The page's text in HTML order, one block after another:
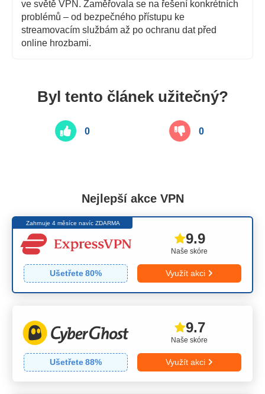
ve světě VPN. Zaměřovala se na řešení konkrétních
problémů – od bezpečného přístupu ke
streamovacím službám až po ochranu dat před
online hrozbami.
Byl tento článek užitečný?
0 0
Nejlepší akce VPN
Zahrnuje 4 měsíce navíc ZDARMA
Naše skóre
9.9
Ušetřete80% Využít akci
Naše skóre
9.7
Ušetřete88% Využít akci